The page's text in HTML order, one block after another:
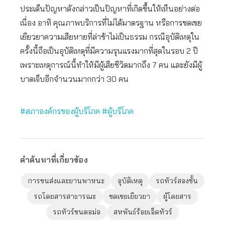
ประเด็นปัญหาดังกล่าวเป็นปัญหาที่เกิดขึ้นให้เห็นอย่างต่อ
เนื่อง อาทิ คุณภาพบริการที่ไม่ได้มาตรฐาน หรือการชดเชย
เยียวยาความเสียหายที่ล่าช้าไม่เป็นธรรม กรณีอุบัติเหตุใน
ครั้งนี้ถือเป็นอุบัติเหตุที่มีความรุนแรงมากที่สุดในรอบ 2 ปี
เพราะเหตุการณ์นี้ทำให้มีผู้เสียชีวิตมากถึง 7 คน และยังมีผู้
บาดเจ็บอีกจำนวนมากกว่า 30 คน
#สภาองค์กรของผู้บริโภค #ผู้บริโภค
คำค้นหาที่เกี่ยวข้อง
การขนส่งและยานพาหนะ อุบัติเหตุ
รถทัวร์สองชั้น
รถโดยสารสาธารณะ
ชดเชยเยียวยา
ผู้โดยสาร
รถทัวร์ชนตอม่อ
สหพันธ์ร้อยเอ็ดทัวร์